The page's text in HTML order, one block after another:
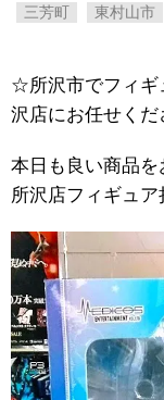
三芳町
東村山市
☆所沢市でフィギ
沢店にお任せく
本日も良い商品
所沢店フィギュア